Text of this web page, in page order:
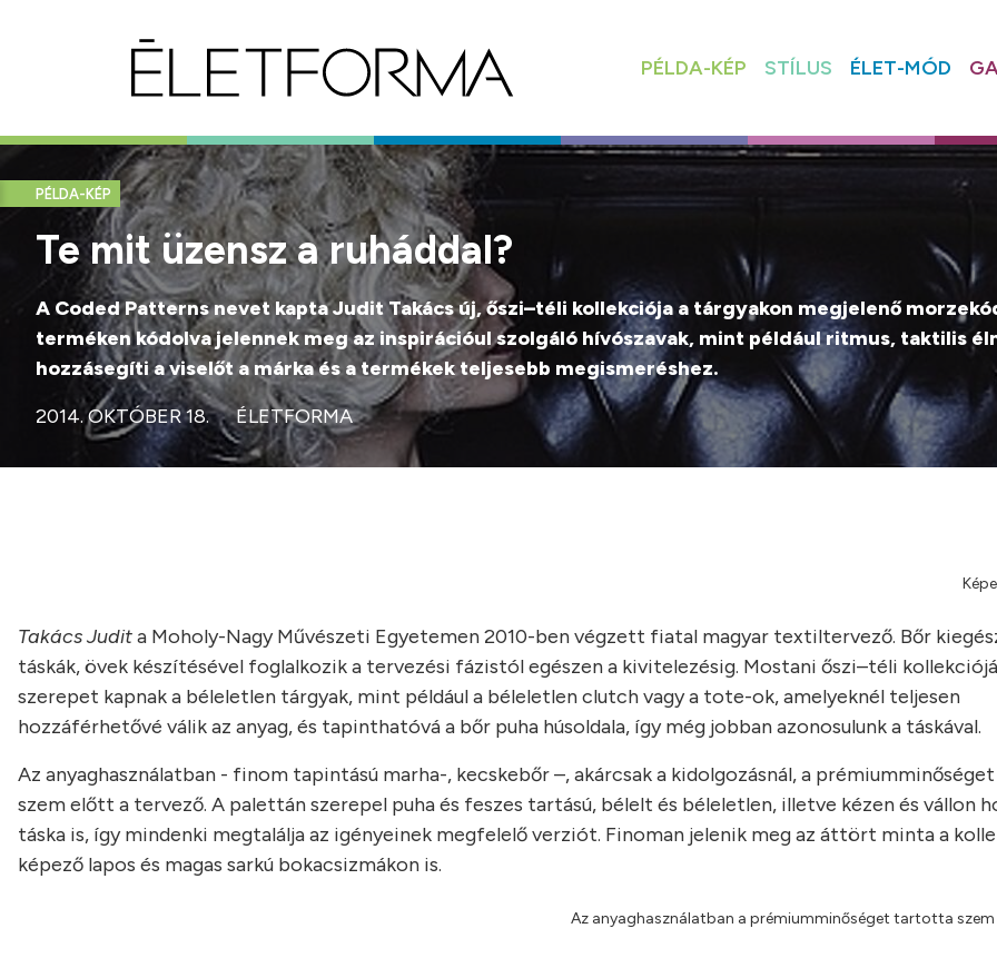
PÉLDA-KÉP STÍLUS ÉLET-MÓD
PÉLDA-KÉP
Te mit üzensz a ruháddal?
A Coded Patterns nevet kapta Judit Takács új, őszi–téli kollekciója a tárgyakon megjelenő
terméken kódolva jelennek meg az inspirációul szolgáló hívószavak, mint például ritmus, taktilis
hozzásegíti a viselőt a márka és a termékek teljesebb megismeréshez.
2014. OKTÓBER 18.
ÉLETFORMA
Takács Judita Moholy-Nagy Művészeti Egyetemen 2010-ben végzett fiatal magyar textiltervező. Bőr
táskák, övek készítésével foglalkozik a tervezési fázistól egészen a kivitelezésig. Mostani őszi–téli
szerepet kapnak a béleletlen tárgyak, mint például a béleletlen clutch vagy a tote-ok, amelyeknél teljesen
hozzáférhetővé válik az anyag, és tapinthatóvá a bőr puha húsoldala, így még jobban azonosulunk a táskával.
Az anyaghasználatban - finom tapintású marha-, kecskebőr –, akárcsak a kidolgozásnál, a
szem előtt a tervező. A palettán szerepel puha és feszes tartású, bélelt és béleletlen, illetve kézen és vállon
táska is, így mindenki megtalálja az igényeinek megfelelő verziót. Finoman jelenik meg az áttört minta a
képező lapos és magas sarkú bokacsizmákon is.
Az anyaghasználatban a prémiumminőséget tartotta